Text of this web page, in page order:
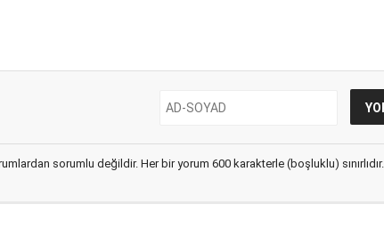
sorumlu değildir. Her bir yorum 600 karakterle (boşluklu) sınırlıdır.